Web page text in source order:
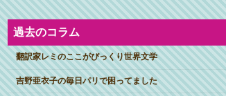
過去のコラム
翻訳家レミのここがびっくり世界文学
吉野亜衣子の毎日パリで困ってました